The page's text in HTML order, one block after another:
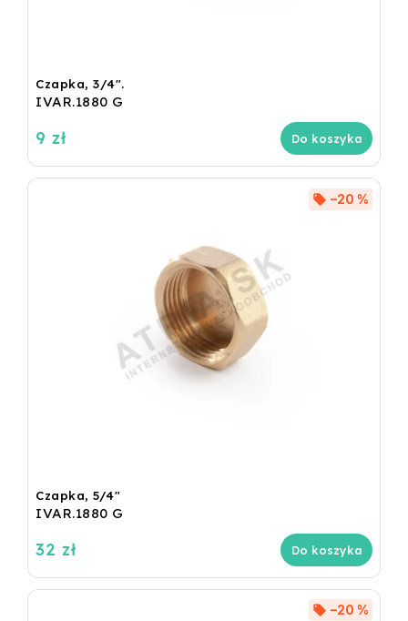
Czapka, 3/4".
IVAR.1880 G
9 zł Do koszyka
Czapka, 5/4"
IVAR.1880 G
–20 %
32 zł Do koszyka
–20 %